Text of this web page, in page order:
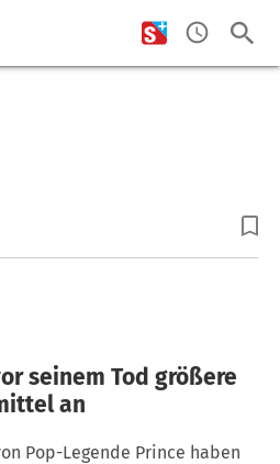
seinem Tod größere
an
Pop-Legende Prince haben